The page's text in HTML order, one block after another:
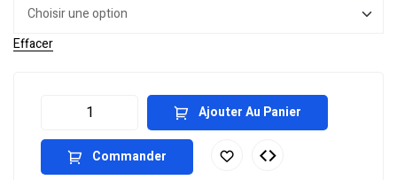
Effacer
Ajouter Au Panier
Commander